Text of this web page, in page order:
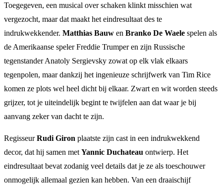
Toegegeven, een musical over schaken klinkt misschien wat
vergezocht, maar dat maakt het eindresultaat des te
indrukwekkender. Matthias Bauw en Branko De Waele spelen als
de Amerikaanse speler Freddie Trumper en zijn Russische
tegenstander Anatoly Sergievsky zowat op elk vlak elkaars
tegenpolen, maar dankzij het ingenieuze schrijfwerk van Tim Rice
komen ze plots wel heel dicht bij elkaar. Zwart en wit worden steeds
grijzer, tot je uiteindelijk begint te twijfelen aan dat waar je bij
aanvang zeker van dacht te zijn.
RegisseurRudi Giron plaatste zijn cast in een indrukwekkend
decor, dat hij samen met Yannic Duchateau ontwierp. Het
eindresultaat bevat zodanig veel details dat je ze als toeschouwer
onmogelijk allemaal gezien kan hebben. Van een draaischijf